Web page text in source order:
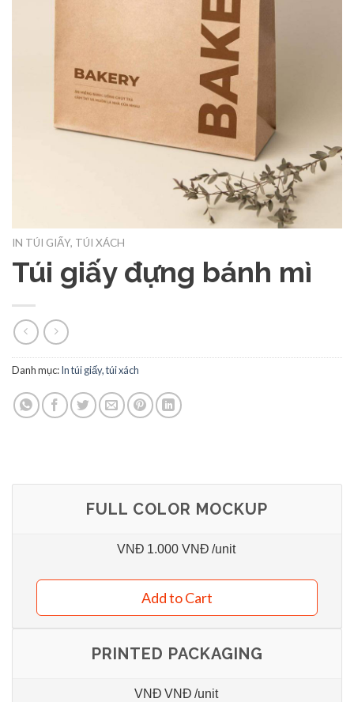
IN TÚI GIẤY, TÚI XÁCH
Túi giấy đựng bánh mì
Danh mục:In túi giấy, túi xách
FULL COLOR MOCKUP
VNĐ 1.000 VNĐ /unit
Add to Cart
PRINTED PACKAGING
VNĐ VNĐ /unit